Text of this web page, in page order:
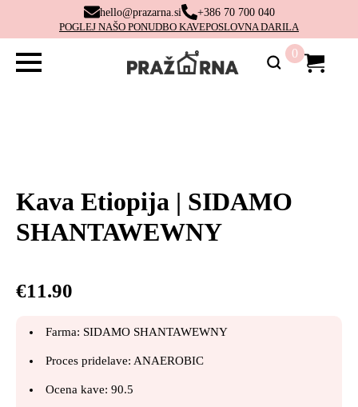
hello@prazarna.si
+386 70 700 040
POGLEJ NAŠO PONUDBO KAVEPOSLOVNA DARILA
0
Kava Etiopija | SIDAMO
SHANTAWEWNY
€11.90
Farma: SIDAMO SHANTAWEWNY
Proces pridelave: ANAEROBIC
Ocena kave: 90.5